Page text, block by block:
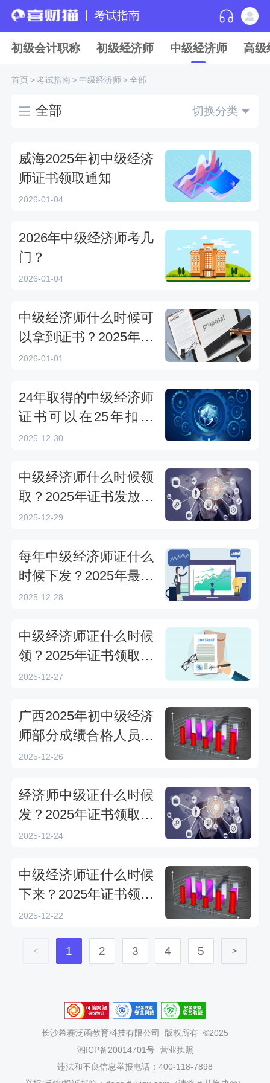
考试指南
初级会计职称 初级经济师 中级经济师 高级
首页>考试指南> 中级经济师>全部
全部 切换分类
威海2025年初中级经济
师证书领取通知
2026-01-04
2026年中级经济师考几
门？
2026-01-04
中级经济师什么时候可
以拿到证书？2025年最
新领取时间与方式解析
2026-01-01
24年取得的中级经济师
证书可以在25年扣税
吗？
2025-12-30
中级经济师什么时候领
取？2025年证书发放时
间及领取方式详解
2025-12-29
每年中级经济师证什么
时候下发？2025年最新
领取时间及方式解析
2025-12-28
中级经济师证什么时候
领？2025年证书领取时
间及方式详解
2025-12-27
广西2025年初中级经济
师部分成绩合格人员核
查结果（3人不通过）
2025-12-26
经济师中级证什么时候
发？2025年证书领取时
间及方式解析
2025-12-24
中级经济师证什么时候
下来？2025年证书领取
时间及方式详解
2025-12-22
< 1 2 3 4 5 >
长沙希赛泛函教育科技有限公司
版权所有 ©2025
湘ICP备20014701号 营业执照
违法和不良信息举报电话：400-118-7898